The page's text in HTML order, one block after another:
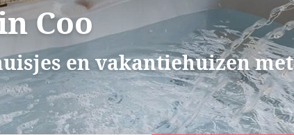
Coo
en vakantiehuizen met